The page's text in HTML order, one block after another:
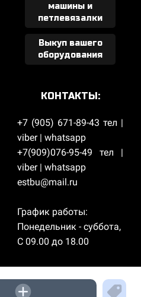
машины и
петлевязалки
Выкуп вашего
оборудования
КОНТАКТЫ:
+7 (905) 671-89-43 тел |
viber | whatsapp
+7(909)076-95-49 тел |
viber | whatsapp
estbu@mail.ru
График работы:
Понедельник - суббота,
С 09.00 до 18.00